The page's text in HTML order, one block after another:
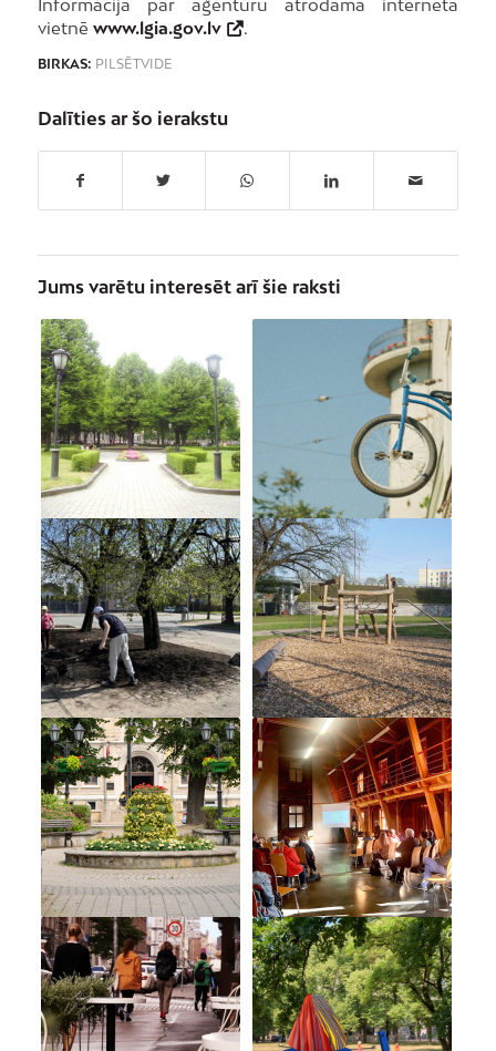
vietnē www.lgia.gov.lv .
BIRKAS: PILSĒTVIDE
Dalīties ar šo ierakstu
Jums varētu interesēt arī šie raksti